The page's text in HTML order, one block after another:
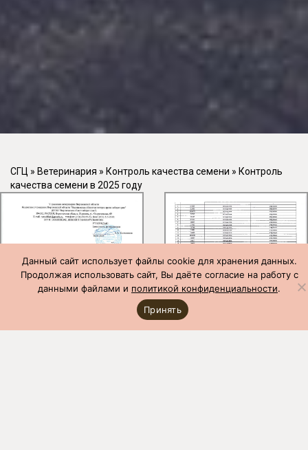
СГЦ » Ветеринария » Контроль качества семени » Контроль
качества семени в 2025 году
Данный сайт использует файлы cookie для хранения данных.
Продолжая использовать сайт, Вы даёте согласие на работу с
данными файлами и политикой конфиденциальности.
Принять